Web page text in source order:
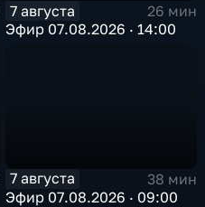
7 августа
26 мин
Эфир 07.08.2026 · 14:00
7 августа
38 мин
Эфир 07.08.2026 · 09:00